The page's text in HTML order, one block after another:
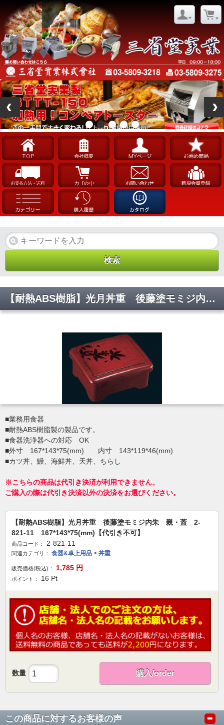
【耐熱ABS樹脂】光月丼重 後藤塗モミジ内朱 親・蓋 2-821-11 167*143*75(mm)【代引き不可】
■業務用食器
■耐熱ABS樹脂製の製品です。
■食器洗浄器への対応 OK
■外寸 167*143*75(mm) 内寸 143*119*46(mm)
■カツ丼、鰻、海鮮丼、天丼、ちらし
※こちらの商品は代引き決済が利用できません。
ご購入の際は代引き決済以外の決済をお選びください。
【耐熱ABS樹脂】光月丼重 後藤塗モミジ内朱 親・蓋 2-
821-11 167*143*75(mm)【代引き不可】
商品コード： 2-821-11
関連カテゴリ： 食器&卓上用品 > 丼重
販売価格(税込)： 1,785 円
ポイント： 16 Pt
数量 購入/order
この商品に対するお客様の声